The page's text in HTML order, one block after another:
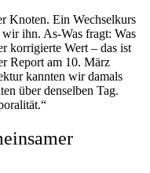
Knoten. Ein Wechselkurs
ihn. As-Was fragt: Was
korrigierte Wert – das ist
Report am 10. März
kannten wir damals
über denselben Tag.